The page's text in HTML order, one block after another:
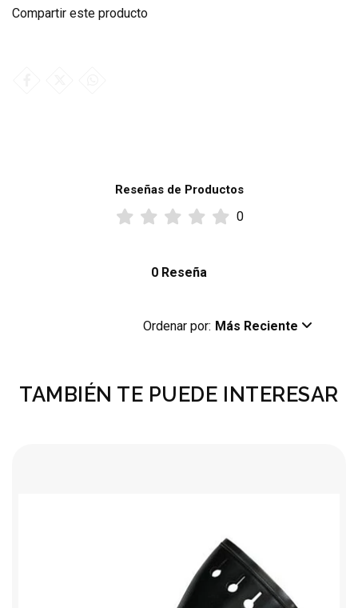
Compartir este producto
Reseñas de Productos
0
0 Reseña
Ordenar por: Más Reciente
TAMBIÉN TE PUEDE INTERESAR